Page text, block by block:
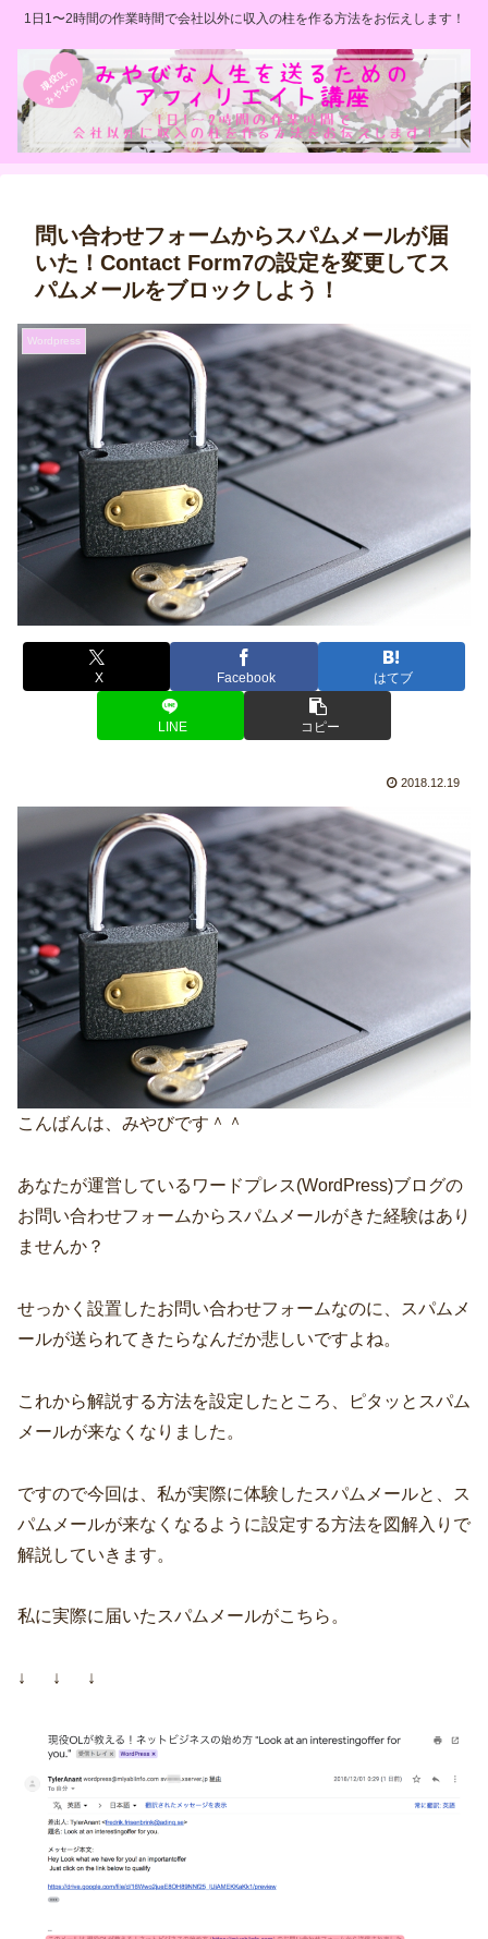
1日1〜2時間の作業時間で会社以外に収入の柱を作る方法をお伝えします！
問い合わせフォームからスパムメールが届
いた！Contact Form7の設定を変更してス
パムメールをブロックしよう！
Wordpress
X Facebook はてブ
LINE コピー
2018.12.19
こんばんは、みやびです＾＾
あなたが運営しているワードプレス(WordPress)ブログの
お問い合わせフォームからスパムメールがきた経験はあり
ませんか？
せっかく設置したお問い合わせフォームなのに、スパムメ
ールが送られてきたらなんだか悲しいですよね。
これから解説する方法を設定したところ、ピタッとスパム
メールが来なくなりました。
ですので今回は、私が実際に体験したスパムメールと、ス
パムメールが来なくなるように設定する方法を図解入りで
解説していきます。
私に実際に届いたスパムメールがこちら。
↓ ↓ ↓